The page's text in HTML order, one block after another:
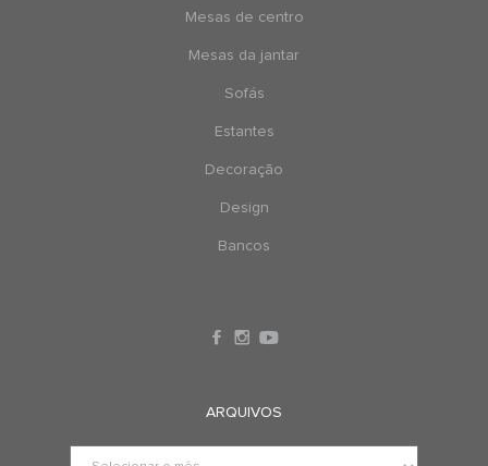
Mesas de centro
Mesas da jantar
Sofás
Estantes
Decoração
Design
Bancos
ARQUIVOS